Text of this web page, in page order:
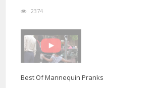
2374
Best Of Mannequin Pranks